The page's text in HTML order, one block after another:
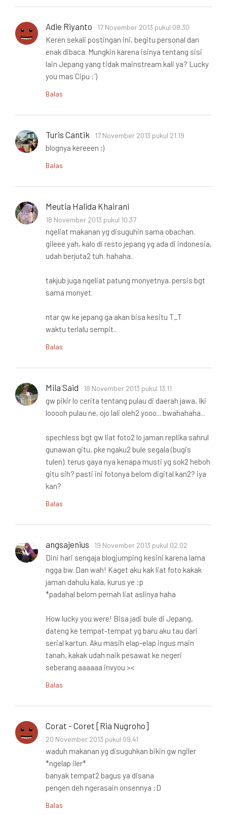
Adie Riyanto 17 November 2013 pukul 08.30
Keren sekali postingan ini, begitu personal dan
enak dibaca. Mungkin karena isinya tentang sisi
lain Jepang yang tidak mainstream kali ya? Lucky
you mas Cipu :')
Balas
Turis Cantik 17 November 2013 pukul 21.19
blognya kereeen ;)
Balas
Meutia Halida Khairani
18 November 2013 pukul 10.37
ngeliat makanan yg disuguhin sama obachan.
gileee yah, kalo di resto jepang yg ada di indonesia,
udah berjuta2 tuh. hahaha..
takjub juga ngeliat patung monyetnya. persis bgt
sama monyet.
ntar gw ke jepang ga akan bisa kesitu T_T
waktu terlalu sempit..
Balas
Mila Said 18 November 2013 pukul 13.11
gw pikir lo cerita tentang pulau di daerah jawa, Iki
looooh pulau ne, ojo lali oleh2 yooo... bwahahaha...
spechless bgt gw liat foto2 lo jaman replika sahrul
gunawan gitu, pke ngaku2 bule segala (bugis
tulen). terus gaya nya kenapa musti yg sok2 heboh
gitu sih? pasti ini fotonya belom digital kan2? iya
kan?
Balas
angsajenius 19 November 2013 pukul 02.02
Dini hari sengaja blogjumping kesini karena lama
ngga bw. Dan wah! Kaget aku kak liat foto kakak
jaman dahulu kala, kurus ye :p
*padahal belom pernah liat aslinya haha
How lucky you were! Bisa jadi bule di Jepang,
dateng ke tempat-tempat yg baru aku tau dari
serial kartun. Aku masih elap-elap ingus main
tanah, kakak udah naik pesawat ke negeri
seberang aaaaaa invyou ><
Balas
Corat - Coret [Ria Nugroho]
20 November 2013 pukul 09.41
waduh makanan yg disuguhkan bikin gw ngiler
*ngelap iler*
banyak tempat2 bagus ya disana
pengen deh ngerasain onsennya :D
Balas